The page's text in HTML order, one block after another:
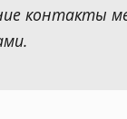
контакты